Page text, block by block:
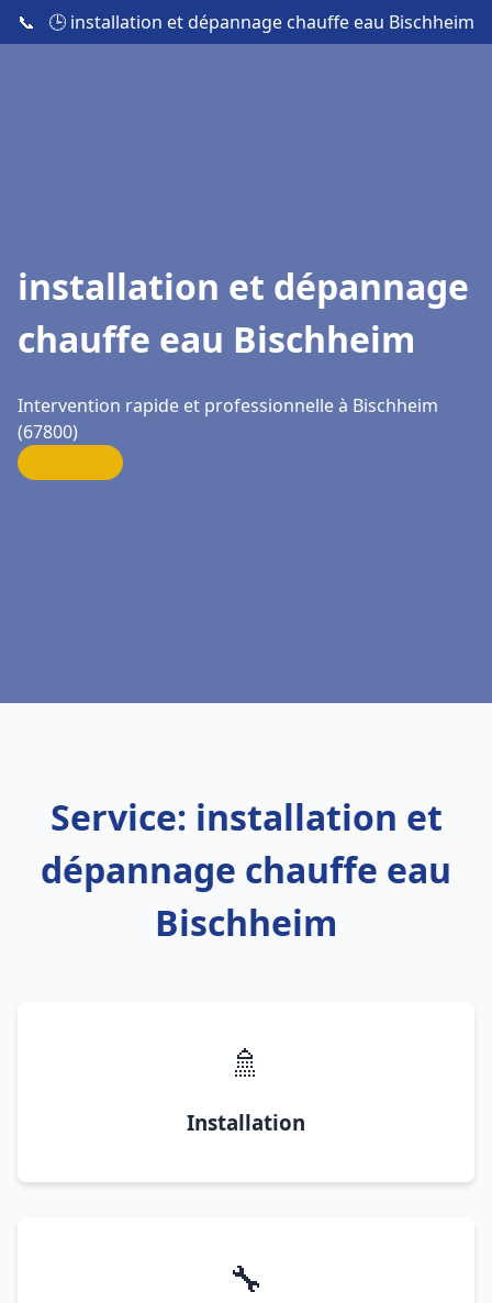
📞 🕒 installation et dépannage chauffe eau Bischheim
installation et dépannage
chauffe eau Bischheim
Intervention rapide et professionnelle à Bischheim
(67800)
Service: installation et
dépannage chauffe eau
Bischheim
🚿
Installation
🔧